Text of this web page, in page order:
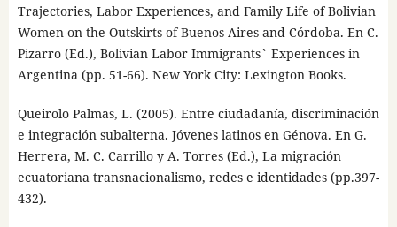
Trajectories, Labor Experiences, and Family Life of Bolivian
Women on the Outskirts of Buenos Aires and Córdoba. En C.
Pizarro (Ed.), Bolivian Labor Immigrants` Experiences in
Argentina (pp. 51-66). New York City: Lexington Books.
Queirolo Palmas, L. (2005). Entre ciudadanía, discriminación
e integración subalterna. Jóvenes latinos en Génova. En G.
Herrera, M. C. Carrillo y A. Torres (Ed.), La migración
ecuatoriana transnacionalismo, redes e identidades (pp.397-
432).